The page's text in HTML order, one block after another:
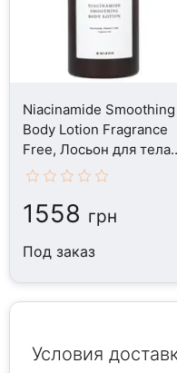
Niacinamide Smoothing
Body Lotion Fragrance
Free, Лосьон для тела,
300 мл
1558 грн
Под заказ
Условия